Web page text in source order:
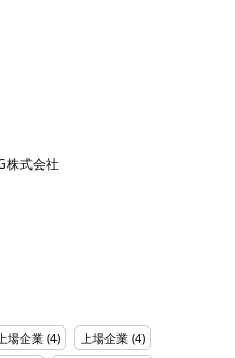
株式会社
企業(4) 上場企業 (4)